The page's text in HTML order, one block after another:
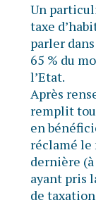
Un
taxe
parler
65 % du
l’Etat.
Après
remplit
en
réclamé le
dernière
ayant pris
de